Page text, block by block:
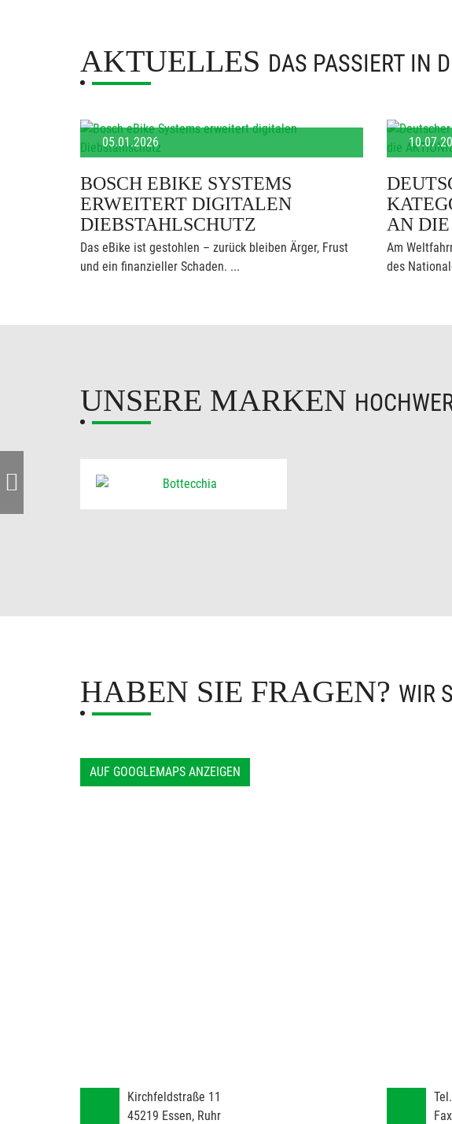
AKTUELLES DAS PASSIERT IN
05.01.2026
BOSCH EBIKE SYSTEMS
ERWEITERT DIGITALEN
DIEBSTAHLSCHUTZ
Das eBike ist gestohlen – zurück bleiben Ärger, Frust
und ein finanzieller Schaden. ...
AN
Am
des
UNSERE MARKEN
HABEN SIE FRAGEN? WIR
AUF GOOGLEMAPS ANZEIGEN
Kirchfeldstraße 11
45219 Essen, Ruhr